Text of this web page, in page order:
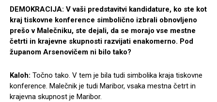
DEMOKRACIJA: V vaši predstavitvi kandidature, ko ste kot
kraj tiskovne konference simbolično izbrali obnovljeno
prešo v Malečniku, ste dejali, da se morajo vse mestne
četrti in krajevne skupnosti razvijati enakomerno. Pod
županom Arsenovičem ni bilo tako?
Kaloh: Točno tako. V tem je bila tudi simbolika kraja tiskovne
konference. Malečnik je tudi Maribor, vsaka mestna četrt in
krajevna skupnost je Maribor.